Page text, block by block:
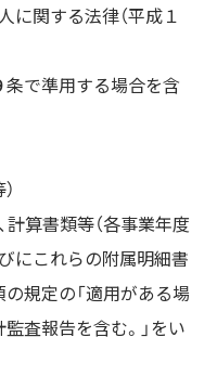
関する法律（平成１
で準用する場合を含
算書類等（各事業年度
にこれらの附属明細書
規定の「適用がある場
査報告を含む。」をい